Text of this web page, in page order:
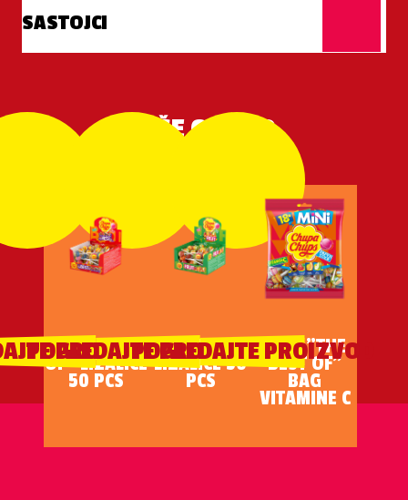
SASTOJCI
VIŠE OVAKO
"THE BEST
OF" LIZALICE
50 PCS
PROIZVOD FRUIT
LIZALICE 50
PCS
POGLEDAJTE PROIZVODMINI "THE
BEST OF"
BAG
VITAMINE C
POGLEDAJTE PROIZVOD